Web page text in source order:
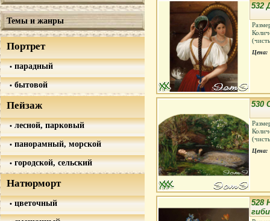
Темы и жанры
Портрет
парадный
бытовой
Пейзаж
лесной, парковый
панорамный, морской
городской, сельский
Натюрморт
цветочный
532
Цена:
530
Цена:
528